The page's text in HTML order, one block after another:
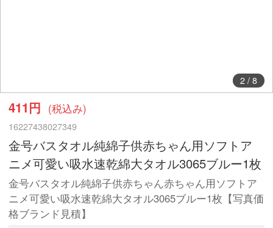
2/ 8
411円 (税込み)
16227438027349
金号バスタオル純綿子供赤ちゃん用ソフトア
ニメ可愛い吸水速乾綿大タオル3065ブルー1枚
金号バスタオル純綿子供赤ちゃん赤ちゃん用ソフトア
ニメ可愛い吸水速乾綿大タオル3065ブルー1枚【写真価
格ブランド見積】